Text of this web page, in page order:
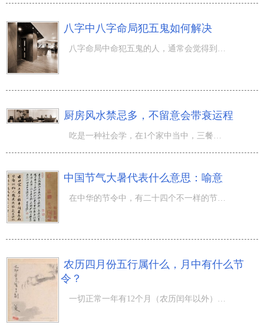
八字中八字命局犯五鬼如何解决
八字命局中命犯五鬼的人，通常会觉得到自身无缘无故的就病了，本质不清楚缘故，并且如何治疗都不可以真实治
厨房风水禁忌多，不留意会带衰运程
中国节气大暑代表什么意思：喻意
农历四月份五行属什么，月中有什么节
令？